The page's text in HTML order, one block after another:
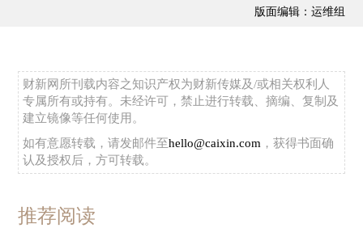
版面编辑：运维组
财新网所刊载内容之知识产权为财新传媒及/或相关权利人
专属所有或持有。未经许可，禁止进行转载、摘编、复制及
建立镜像等任何使用。
如有意愿转载，请发邮件至hello@caixin.com ，获得书面确
认及授权后，方可转载。
推荐阅读